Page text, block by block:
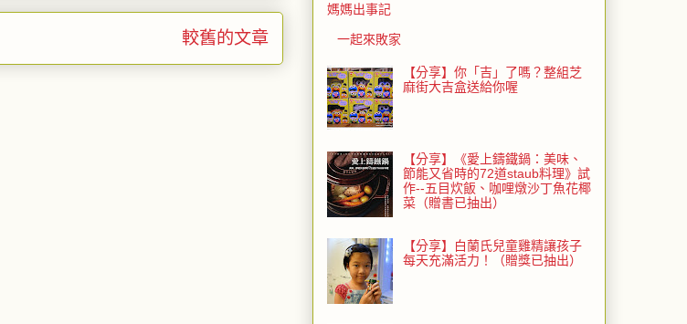
較舊的文章
媽媽出事記
一起來敗家
【分享】你「吉」了嗎？整組芝
麻街大吉盒送給你喔
【分享】《愛上鑄鐵鍋：美味、
節能又省時的72道staub料理》試
作--五目炊飯、咖哩燉沙丁魚花椰
菜（贈書已抽出）
【分享】白蘭氏兒童雞精讓孩子
每天充滿活力！（贈獎已抽出）